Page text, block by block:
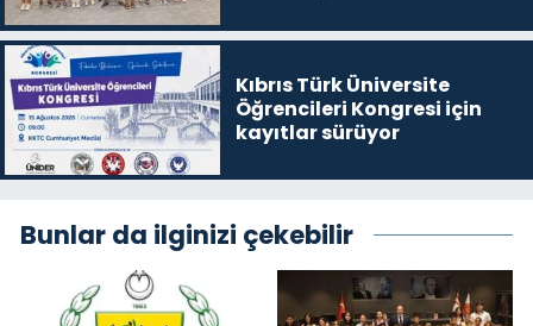
Kıbrıs Türk Üniversite
Öğrencileri Kongresi için
kayıtlar sürüyor
Bunlar da ilginizi çekebilir